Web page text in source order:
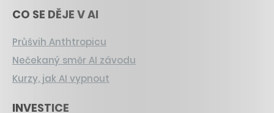
CO SE DĚJE V AI
Průšvih Anthtropicu
Nečekaný směr AI závodu
Kurzy, jak AI vypnout
INVESTICE